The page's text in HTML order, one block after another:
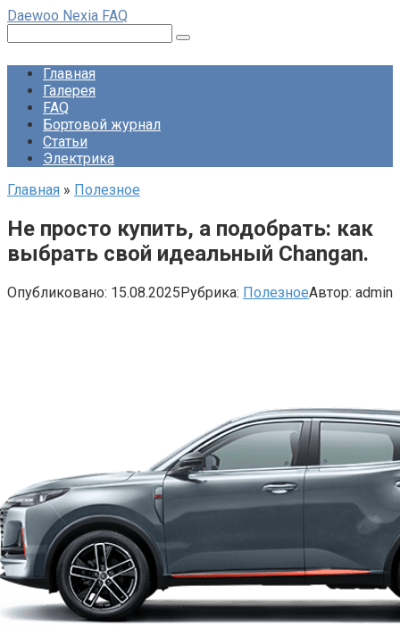
Перейти
контенту
Daewoo Nexia FAQ
Главная
Галерея
FAQ
Бортовой журнал
Статьи
Электрика
Главная » Полезное
Не просто купить, а подобрать: как
выбрать свой идеальный Changan.
Опубликовано: 15.08.2025Рубрика: ПолезноеАвтор: admin